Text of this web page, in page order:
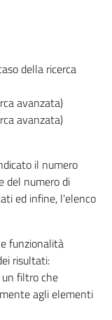
della ricerca
avanzata)
avanzata)
il numero
del numero di
ed infine, l'elenco
funzionalità
risultati:
filtro che
agli elementi